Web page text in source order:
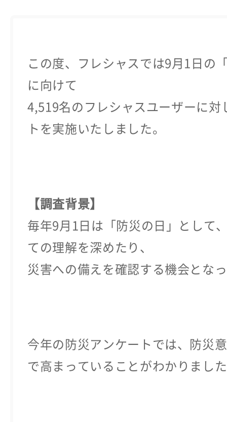
この度、フレシャスでは9月1日の
に向けて
4,519名のフレシャスユーザーに対
トを実施いたしました。
【調査背景】
毎年9月1日は「防災の日」として
ての理解を深めたり、
災害への備えを確認する機会とな
今年の防災アンケートでは、防災
で高まっていることがわかりまし